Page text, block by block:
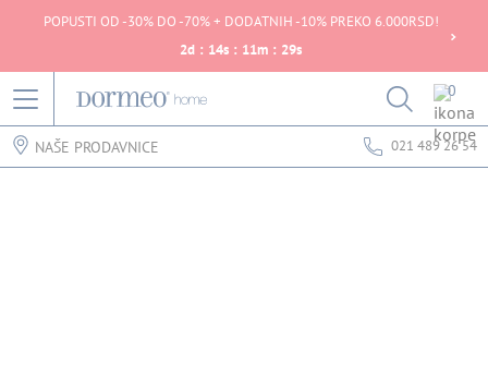
POPUSTI OD -30% DO -70% + DODATNIH -10% PREKO 6.000RSD!
2d : 14s : 11m : 29s
0
NAŠE PRODAVNICE 021 489 26 54